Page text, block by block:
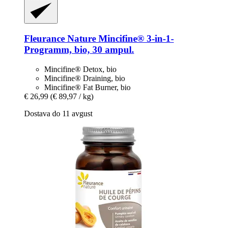
Fleurance Nature Mincifine® 3-​in-​1-​
Programm, bio, 30 ampul.
Mincifine® Detox, bio
Mincifine® Draining, bio
Mincifine® Fat Burner, bio
€ 26,99 (€ 89,97 / kg)
Dostava do 11 avgust